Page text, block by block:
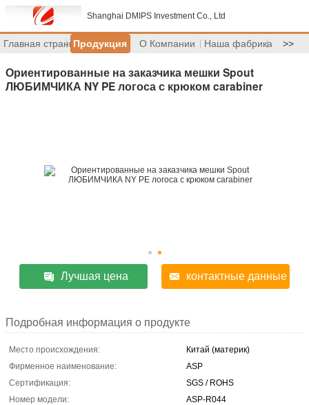
Shanghai DMIPS Investment Co., Ltd
Главная страницаПродукция О Компании Наша фабрика >>
Ориентированные на заказчика мешки Spout
ЛЮБИМЧИКА NY PE логоса с крюком carabiner
Лучшая цена контактные данные
Подробная информация о продукте
Место происхождения:
Китай (материк)
Фирменное наименование:
ASP
Сертификация:
SGS / ROHS
Номер модели:
ASP-R044